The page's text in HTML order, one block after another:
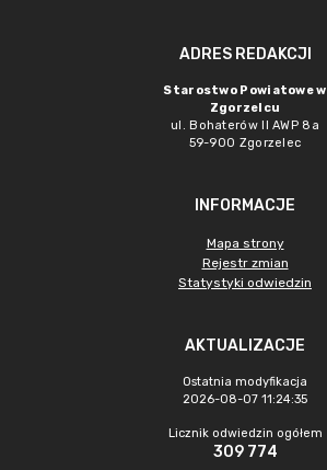
ADRES REDAKCJI
Starostwo Powiatowe w
Zgorzelcu
ul. Bohaterów II AWP 8a
59-900 Zgorzelec
INFORMACJE
Mapa strony
Rejestr zmian
Statystyki odwiedzin
AKTUALIZACJE
Ostatnia modyfikacja
2026-08-07 11:24:35
Licznik odwiedzin ogółem
309 774